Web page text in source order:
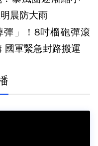
晨防大雨
彈」！8吋榴砲彈滾
國軍緊急封路搬運